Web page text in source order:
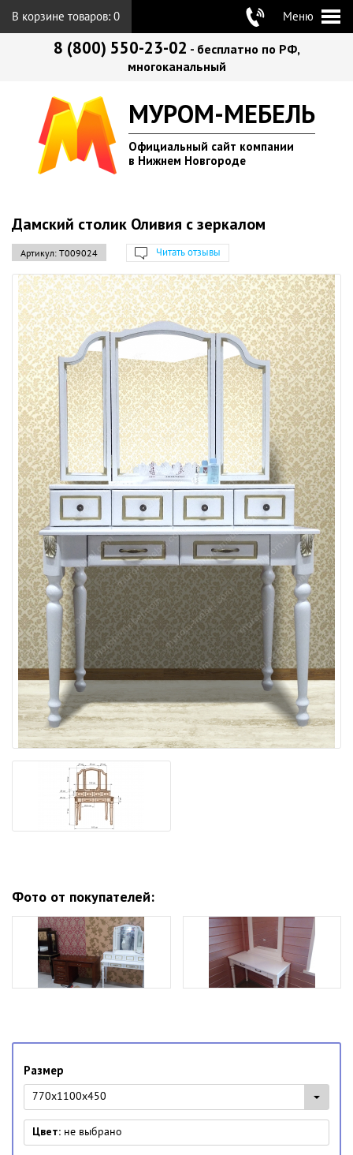
В корзине товаров: 0 Меню
8 (800) 550-23-02 - бесплатно по РФ,
многоканальный
МУРОМ-МЕБЕЛЬ
Официальный сайт компании
в Нижнем Новгороде
Дамский столик Оливия с зеркалом
Артикул: Т009024 Читать отзывы
Фото от покупателей:
Размер
770x1100x450
Цвет: не выбрано